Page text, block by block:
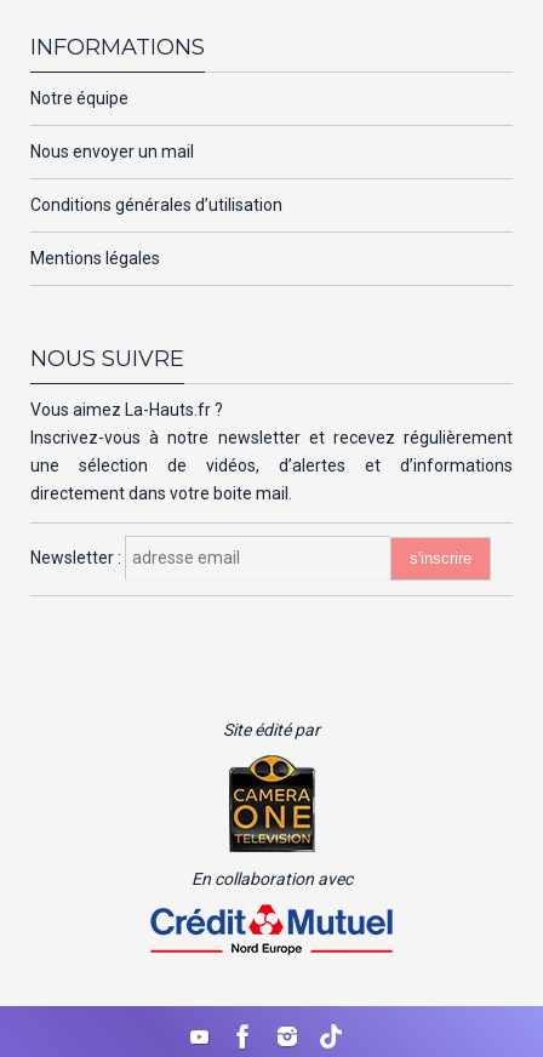
INFORMATIONS
Notre équipe
Nous envoyer un mail
Conditions générales d’utilisation
Mentions légales
NOUS SUIVRE
Vous aimez La-Hauts.fr ?
Inscrivez-vous à notre newsletter et recevez régulièrement
une sélection de vidéos, d’alertes et d’informations
directement dans votre boite mail.
Newsletter :
Site édité par
En collaboration avec